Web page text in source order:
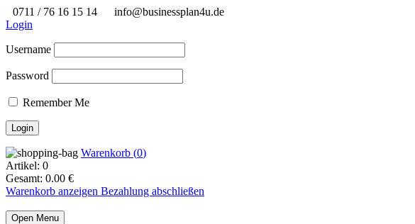
0711 / 76 16 15 14
info@businessplan4u.de
Login
Username
Password
Remember Me
Warenkorb (0)
Artikel: 0
Gesamt: 0.00 €
Warenkorb anzeigen Bezahlung abschließen
Open Menu